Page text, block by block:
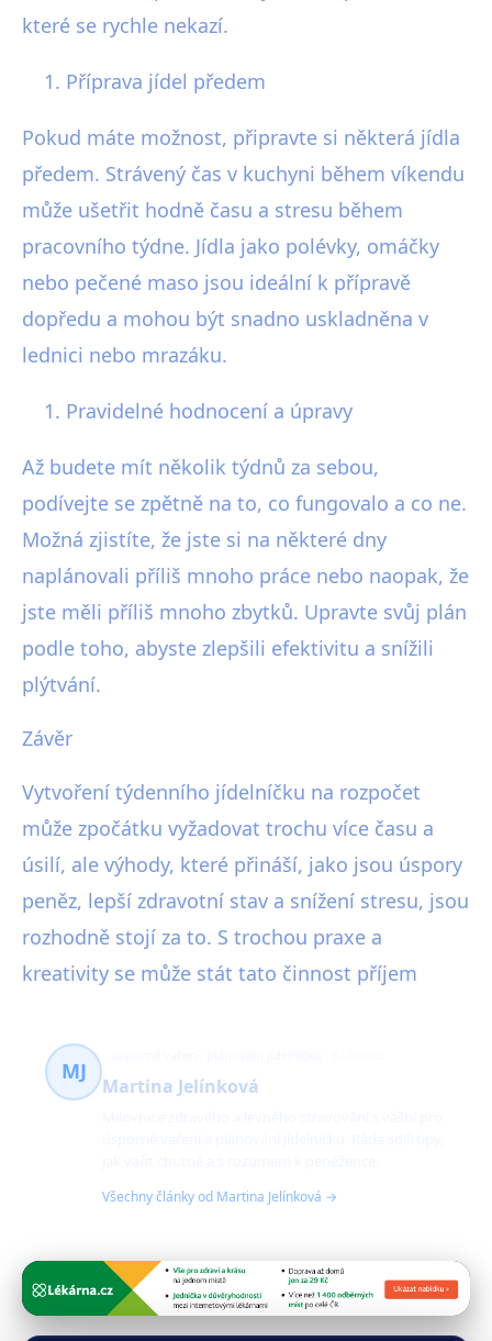
které se rychle nekazí.
Příprava jídel předem
Pokud máte možnost, připravte si některá jídla
předem. Strávený čas v kuchyni během víkendu
může ušetřit hodně času a stresu během
pracovního týdne. Jídla jako polévky, omáčky
nebo pečené maso jsou ideální k přípravě
dopředu a mohou být snadno uskladněna v
lednici nebo mrazáku.
Pravidelné hodnocení a úpravy
Až budete mít několik týdnů za sebou,
podívejte se zpětně na to, co fungovalo a co ne.
Možná zjistíte, že jste si na některé dny
naplánovali příliš mnoho práce nebo naopak, že
jste měli příliš mnoho zbytků. Upravte svůj plán
podle toho, abyste zlepšili efektivitu a snížili
plýtvání.
Závěr
Vytvoření týdenního jídelníčku na rozpočet
může zpočátku vyžadovat trochu více času a
úsilí, ale výhody, které přináší, jako jsou úspory
peněz, lepší zdravotní stav a snížení stresu, jsou
rozhodně stojí za to. S trochou praxe a
kreativity se může stát tato činnost příjem
MJ
Martina Jelínková
Všechny články od Martina Jelínková →